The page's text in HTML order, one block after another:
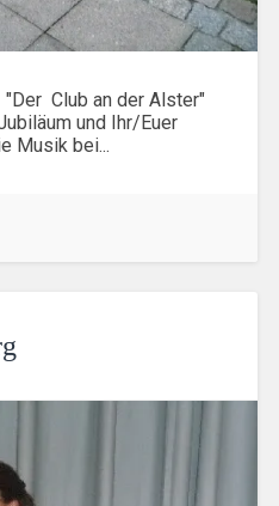
Club an der Alster"
und Ihr/Euer
Musik bei...